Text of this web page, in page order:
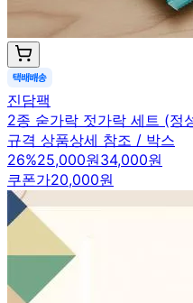
진담팩
2종 숟가락 젓가락 세트 (정
규격 상품상세 참조 / 박스
26%25,000원34,000원
쿠폰가20,000원